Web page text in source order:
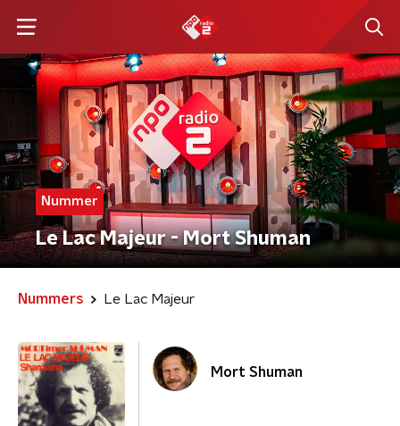
Nummer
Le Lac Majeur - Mort Shuman
Nummers Le Lac Majeur
Mort Shuman